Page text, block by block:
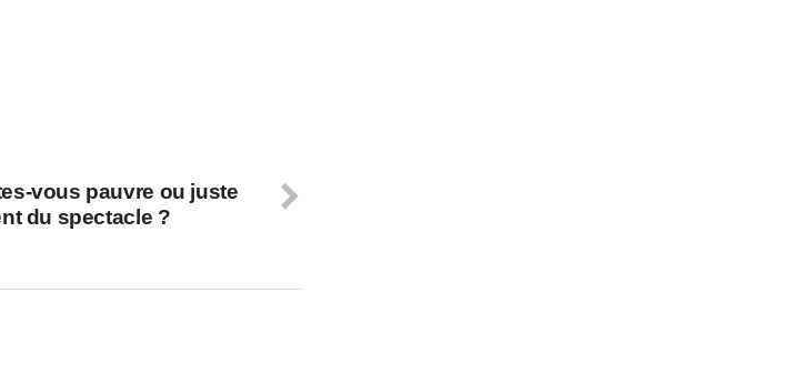
vous pauvre ou juste
du spectacle ?